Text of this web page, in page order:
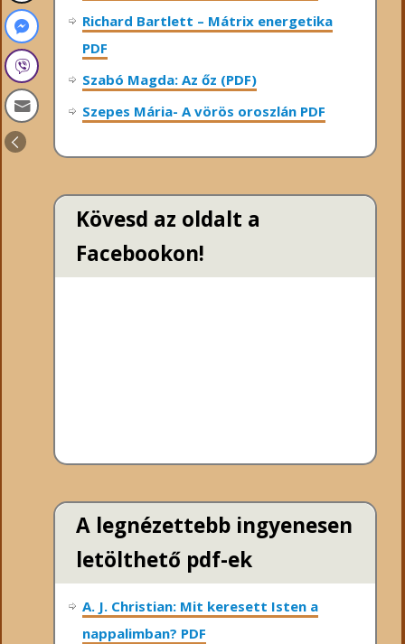
Richard Bartlett – Mátrix energetika
PDF
Szabó Magda: Az őz (PDF)
Szepes Mária- A vörös oroszlán PDF
Kövesd az oldalt a
Facebookon!
A legnézettebb ingyenesen
letölthető pdf-ek
A. J. Christian: Mit keresett Isten a
nappalimban? PDF